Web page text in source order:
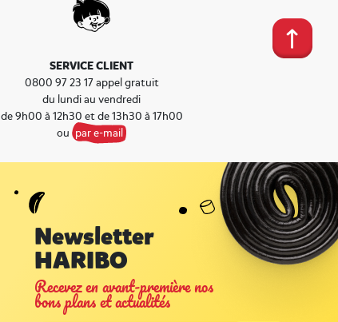
SERVICE CLIENT
0800 97 23 17 appel gratuit
du lundi au vendredi
de 9h00 à 12h30 et de 13h30 à 17h00
ou par e-mail
Newsletter
HARIBO
Recevez en avant-première nos
bons plans et actualités